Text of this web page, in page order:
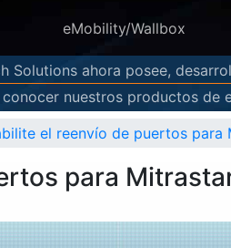
eMobility/Wallbox
Solutions ahora posee,
conocer nuestros productos de
el reenvío de puertos para
para